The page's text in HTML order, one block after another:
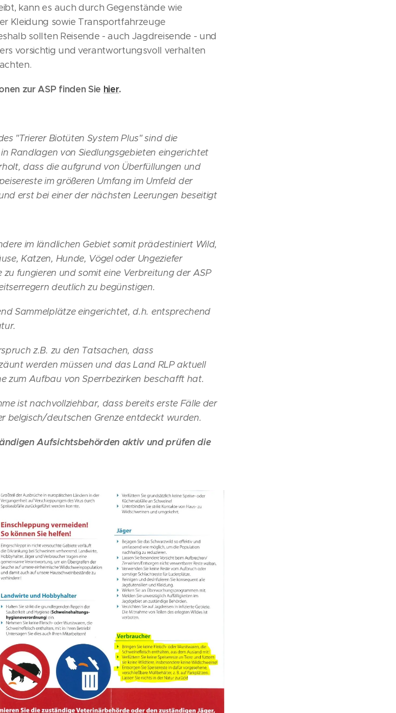
kann es auch durch Gegenstände wie
Kleidung sowie Transportfahrzeuge
sollten Reisende - auch Jagdreisende - und
vorsichtig und verantwortungsvoll verhalten
zur ASP finden Sie hier.
"Trierer Biotüten System Plus" sind die
Randlagen von Siedlungsgebieten eingerichtet
dass die aufgrund von Überfüllungen und
im größeren Umfang im Umfeld der
erst bei einer der nächsten Leerungen beseitigt
im ländlichen Gebiet somit prädestiniert Wild,
Katzen, Hunde, Vögel oder Ungeziefer
fungieren und somit eine Verbreitung der ASP
deutlich zu begünstigen.
Sammelplätze eingerichtet, d.h. entsprechend
z.B. zu den Tatsachen, dass
werden müssen und das Land RLP aktuell
zum Aufbau von Sperrbezirken beschafft hat.
ist nachvollziehbar, dass bereits erste Fälle der
belgisch/deutschen Grenze entdeckt wurden.
Aufsichtsbehörden aktiv und prüfen die